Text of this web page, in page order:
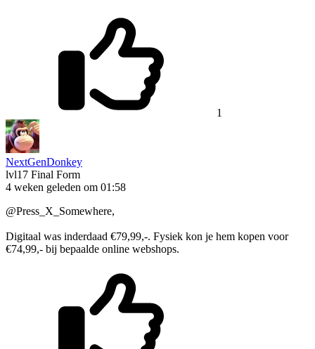
1
NextGenDonkey
lvl17 Final Form
4 weken geleden om 01:58
@Press_X_Somewhere,
Digitaal was inderdaad €79,99,-. Fysiek kon je hem kopen voor
€74,99,- bij bepaalde online webshops.